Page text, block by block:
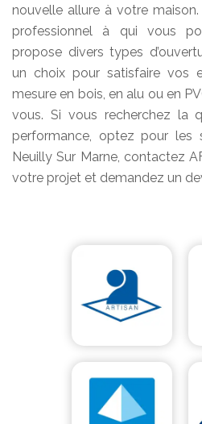
nouvelle allure à votre maison.
professionnel à qui vous
propose divers types
un choix pour satisfaire vos
mesure en bois, en alu ou en
vous. Si vous recherchez la
performance, optez pour les
Neuilly Sur Marne, contactez
votre projet et demandez un